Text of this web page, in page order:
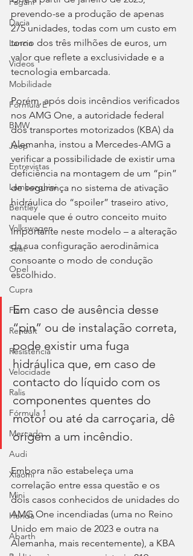
Dacia
Lancia
Videos
Mobilidade
Fórmula E
BMW
Jeep
Entrevistas
Lamborghini
Bentley
Volkswagen
Seat
Opel
Cupra
Fiat
Renault
Resistência
Velocidade
Ralis
Fórmula 1
Mercado
Audi
Xiaomi
Mini
Honda
Abarth
prevendo-se a produção de apenas
275 unidades, todas com um custo em
torno dos três milhões de euros, um
valor que reflete a exclusividade e a
tecnologia embarcada.
Porém, após dois incêndios verificados
nos AMG One, a autoridade federal
dos transportes motorizados (KBA) da
Alemanha, instou a Mercedes-AMG a
verificar a possibilidade de existir uma
deficiência na montagem de um “pin”
de segurança no sistema de ativação
hidráulica do “spoiler” traseiro ativo,
naquele que é outro conceito muito
importante neste modelo – a alteração
da sua configuração aerodinâmica
consoante o modo de condução
escolhido.
Em caso de ausência desse
“pin” ou de instalação correta,
pode existir uma fuga
hidráulica que, em caso de
contacto do líquido com os
componentes quentes do
motor ou até da carroçaria, dê
origem a um incêndio.
Embora não estabeleça uma
correlação entre essa questão e os
dois casos conhecidos de unidades do
AMG One incendiadas (uma no Reino
Unido em maio de 2023 e outra na
Alemanha, mais recentemente), a KBA